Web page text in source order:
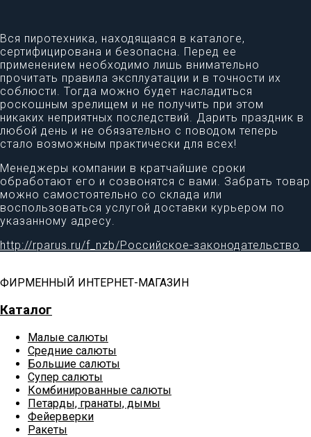
Вся пиротехника, находящаяся в каталоге,
сертифицирована и безопасна. Перед ее
применением необходимо лишь внимательно
прочитать правила эксплуатации и в точности их
соблюсти. Тогда можно будет насладиться
роскошным зрелищем и не получить при этом
никаких неприятных последствий. Дарить праздник в
любой день и не обязательно с поводом теперь
стало возможным практически для всех!
Менеджеры компании в кратчайшие сроки
обработают его и созвонятся с вами. Забрать товар
можно самостоятельно со склада или
воспользоваться услугой доставки курьером по
указанному адресу.
http://rparus.ru/f_nzb/Российское-законодательство
ФИРМЕННЫЙ ИНТЕРНЕТ-МАГАЗИН
Каталог
Малые салюты
Средние салюты
Большие салюты
Супер салюты
Комбинированные салюты
Петарды, гранаты, дымы
Фейерверки
Ракеты